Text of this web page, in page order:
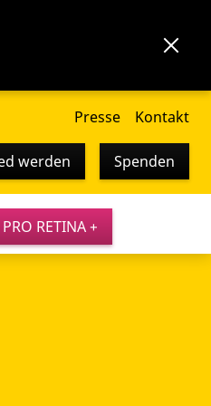
Presse Kontakt
werden Spenden
PRO RETINA +